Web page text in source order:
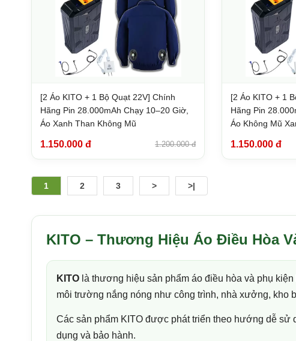
[2 Áo KITO + 1 Bộ Quạt 22V] Chính
Hãng Pin 28.000mAh Chạy 10–20 Giờ,
Áo Xanh Than Không Mũ
1.150.000 đ 1.200.000 đ
[2 Áo KITO + 1
Hãng Pin
Áo Không Mũ
1.150.000 đ
1 2 3 > >|
KITO – Thương Hiệu Áo Điều Hòa
KITO là thương hiệu sản phẩm áo điều hòa và phụ
môi trường nắng nóng như công trình, nhà xưởng, kho
Các sản phẩm KITO được phát triển theo hướng dễ
dụng và bảo hành.